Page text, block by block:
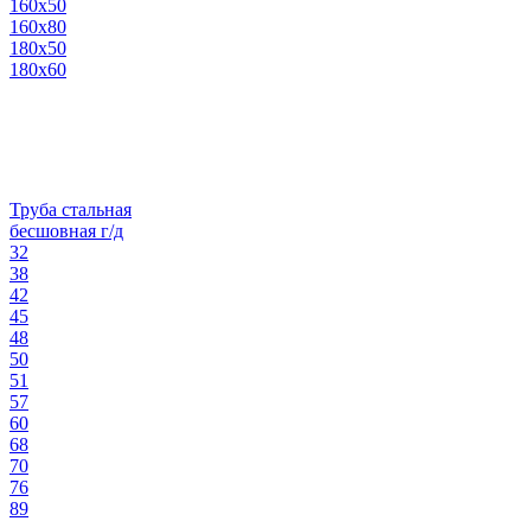
160х50
160х80
180х50
180х60
Труба стальная
бесшовная г/д
32
38
42
45
48
50
51
57
60
68
70
76
89